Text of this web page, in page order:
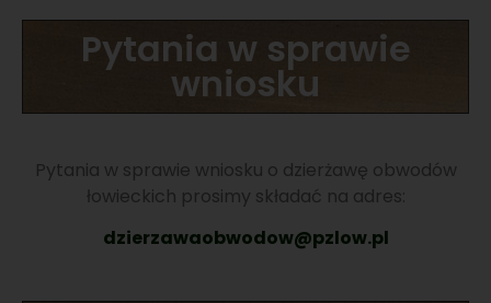
Pytania w sprawie
wniosku
Pytania w sprawie wniosku o dzierżawę obwodów
łowieckich prosimy składać na adres:
dzierzawaobwodow@pzlow.pl